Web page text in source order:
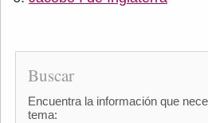
Buscar
Encuentra la información que
tema: